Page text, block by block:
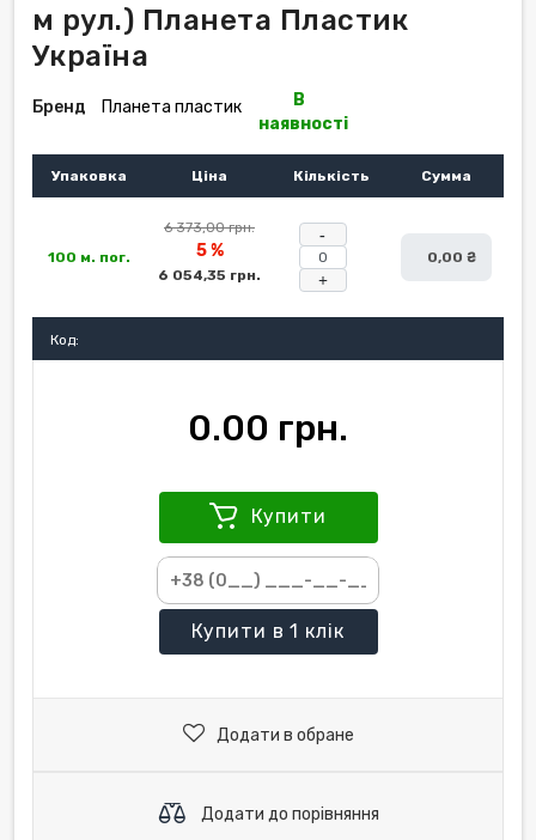
м рул.) Планета Пластик
Україна
Бренд Планета пластик
В
наявності
Упаковка Ціна Кількість Сумма
100 м. пог.
6 373,00 грн.
5 %
6 054,35 грн. +
0,00 ₴
Код:
0.00 грн.
Купити
Купити в 1 клік
Додати в обране
Додати до порівняння